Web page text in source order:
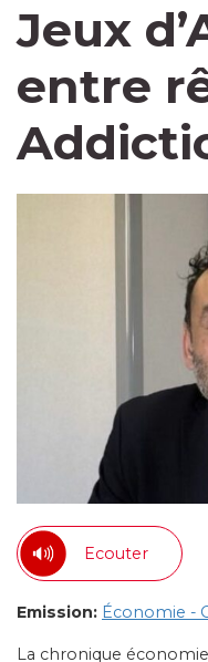
Jeux
entre
Ecouter
Emission: Économie -
La chronique